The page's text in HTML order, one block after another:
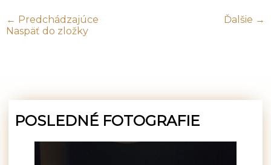
← Predchádzajúce
Ďalšie →
Naspäť do zložky
POSLEDNÉ FOTOGRAFIE